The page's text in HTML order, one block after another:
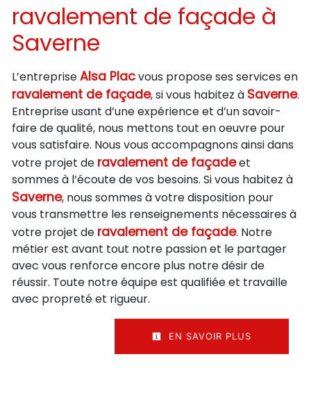
ravalement de façade à
Saverne
L’entrepriseAlsa Placvous propose ses services en
ravalement de façade, si vous habitez à Saverne.
Entreprise usant d’une expérience et d’un savoir-
faire de qualité, nous mettons tout en oeuvre pour
vous satisfaire. Nous vous accompagnons ainsi dans
votre projet de ravalement de façadeet
sommes à l’écoute de vos besoins. Si vous habitez à
Saverne, nous sommes à votre disposition pour
vous transmettre les renseignements nécessaires à
votre projet de ravalement de façade. Notre
métier est avant tout notre passion et le partager
avec vous renforce encore plus notre désir de
réussir. Toute notre équipe est qualifiée et travaille
avec propreté et rigueur.
EN SAVOIR PLUS